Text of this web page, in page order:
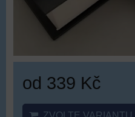
od 339 Kč